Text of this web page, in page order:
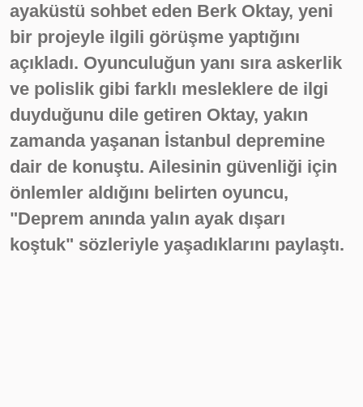
ayaküstü sohbet eden Berk Oktay, yeni
bir projeyle ilgili görüşme yaptığını
açıkladı. Oyunculuğun yanı sıra askerlik
ve polislik gibi farklı mesleklere de ilgi
duyduğunu dile getiren Oktay, yakın
zamanda yaşanan İstanbul depremine
dair de konuştu. Ailesinin güvenliği için
önlemler aldığını belirten oyuncu,
"Deprem anında yalın ayak dışarı
koştuk" sözleriyle yaşadıklarını paylaştı.